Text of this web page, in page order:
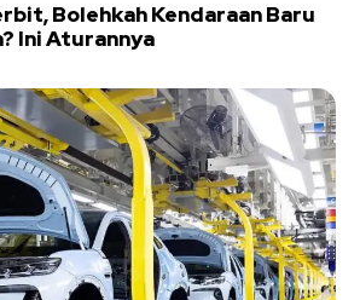
Bolehkah Kendaraan Baru
Ini Aturannya